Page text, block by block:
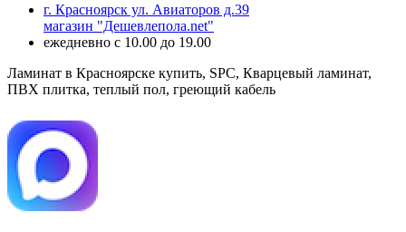
г. Красноярск ул. Авиаторов д.39
магазин "Дешевлепола.net"
ежедневно с 10.00 до 19.00
Ламинат в Красноярске купить, SPC, Кварцевый ламинат,
ПВХ плитка, теплый пол, греющий кабель